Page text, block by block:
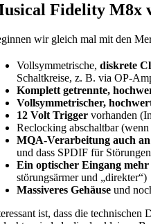
Fidelity M8x
wir gleich mal mit den
Vollsymmetrische, diskrete
Schaltkreise, z. B. via OP-
Komplett getrennte,
Vollsymmetrischer,
12 Volt Triggervorhanden
Reclocking abschaltbar
MQA-Verarbeitung auch
und dass SPDIF für
Ein optischer Eingang mehr
störungsärmer und „direkter“)
Massiveres Gehäuseund
ist, dass die